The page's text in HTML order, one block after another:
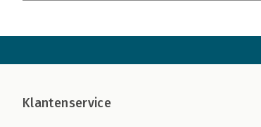
Klantenservice